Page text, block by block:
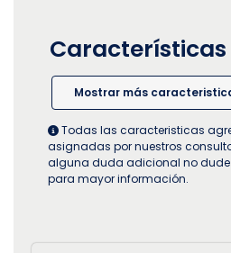
Características
Mostrar más
Todas las caracteristicas
asignadas por nuestros
alguna duda adicional no
para mayor información.